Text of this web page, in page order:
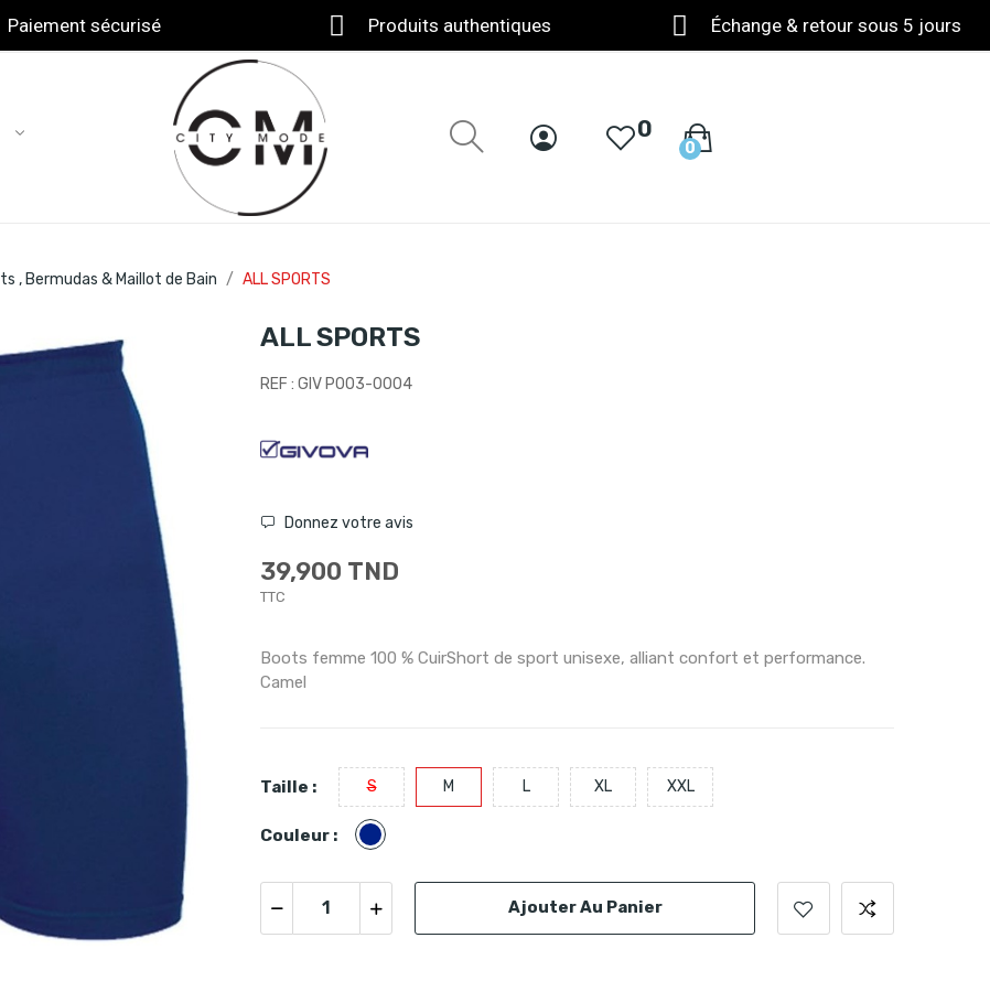
Paiement sécurisé Produits authentiques Échange & retour sous 5 jours
0
0
, Bermudas & Maillot de Bain ALL SPORTS
ALL SPORTS
REF : GIV P003-0004
Donnez votre avis
39,900 TND
TTC
Boots femme 100 % CuirShort de sport unisexe, alliant confort et performance.
Camel
Taille : S M L XL XXL
Couleur :
Bleu
marine
Ajouter Au Panier